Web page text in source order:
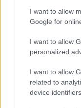
I want to allow
Google for
I want to allow
personalized
I want to allow
related to
device
vállalnám!” –